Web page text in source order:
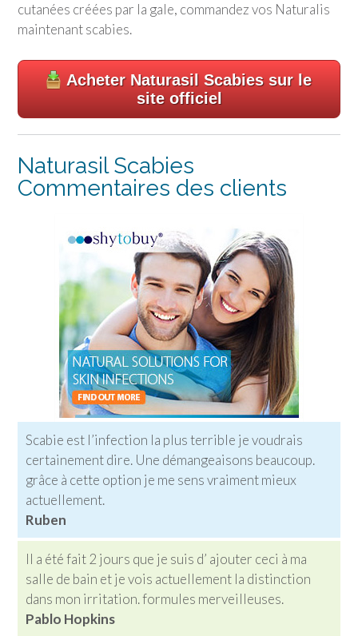
cutanées créées par la gale, commandez vos Naturalis
maintenant scabies.
Acheter Naturasil Scabies sur le
site officiel
Naturasil Scabies
Commentaires des clients
Scabie est l’infection la plus terrible je voudrais
certainement dire. Une démangeaisons beaucoup.
grâce à cette option je me sens vraiment mieux
actuellement.
Ruben
Il a été fait 2 jours que je suis d’ ajouter ceci à ma
salle de bain et je vois actuellement la distinction
dans mon irritation. formules merveilleuses.
Pablo Hopkins